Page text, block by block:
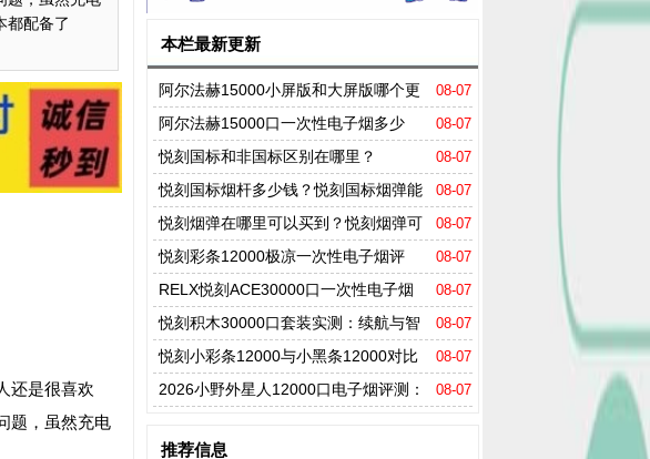
都配备了
还是很喜欢
题，虽然充电
本栏最新更新
08-07
阿尔法赫15000小屏版和大屏版哪个更
值得买？ 08-07
阿尔法赫15000口一次性电子烟多少
钱？阿尔法赫15000口能抽多久？ 08-07
悦刻国标和非国标区别在哪里？
08-07
悦刻国标烟杆多少钱？悦刻国标烟弹能
抽多少口？ 08-07
悦刻烟弹在哪里可以买到？悦刻烟弹可
以用多长时间？ 08-07
悦刻彩条12000极凉一次性电子烟评
测：超大容量与极致冰爽体验解析 08-07
RELX悦刻ACE30000口一次性电子烟
实测：持久续航+三档功率调节，高端新品实
测体验
08-07
悦刻积木30000口套装实测：续航与智
能双重提升，口感实测 08-07
悦刻小彩条12000与小黑条12000对比
评测：口感差异解析及选购指南 08-07
2026小野外星人12000口电子烟评测：
柚子谁更胜一筹？
推荐信息